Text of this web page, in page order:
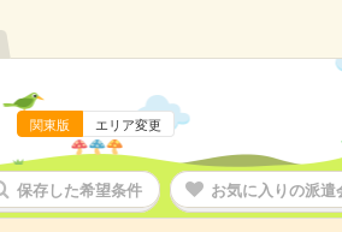
関東版 エリア変更
保存した希望条件 お気に入りの派遣